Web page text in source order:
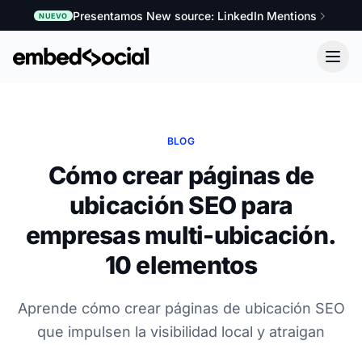
NUEVO Presentamos New source: LinkedIn Mentions
BLOG
Cómo crear páginas de
ubicación SEO para
empresas multi-ubicación.
10 elementos
Aprende cómo crear páginas de ubicación SEO
que impulsen la visibilidad local y atraigan